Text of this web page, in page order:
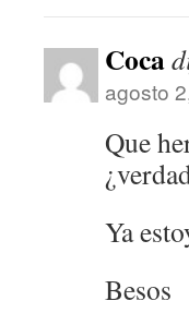
Coca
agosto
Que
Ya
Besos